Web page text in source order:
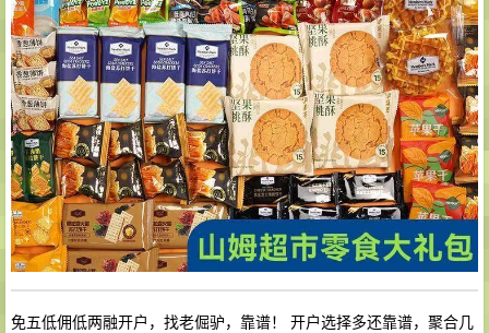
免五低佣低两融开户，找老倔驴，靠谱！ 开户选择多还靠谱，聚合几